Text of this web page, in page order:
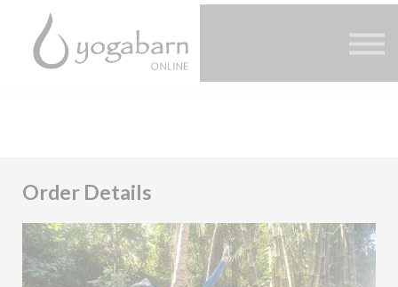
Other Offers
Faculty
FAQ
Order Details